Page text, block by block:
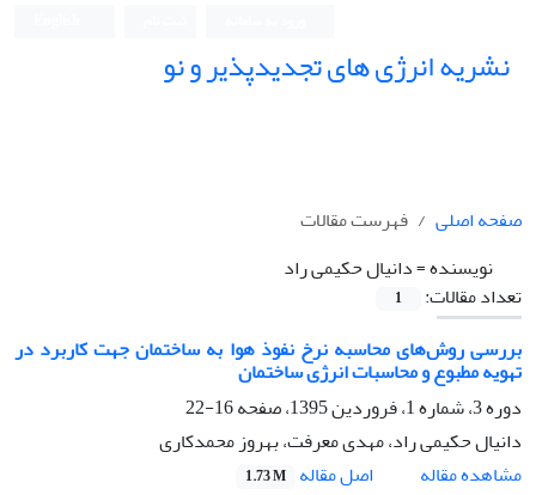
نشریه انرژی های تجدیدپذیر و نو
صفحه اصلی
فهرست مقالات
نویسنده =دانیال حکیمی راد
تعداد مقالات:
1
بررسی روش‌های محاسبه نرخ نفوذ هوا به ساختمان جهت کاربرد در
تهویه مطبوع و محاسبات انرژی ساختمان
دوره 3، شماره 1، فروردین 1395، صفحه
16-22
دانیال حکیمی راد، مهدی معرفت، بهروز محمدکاری
مشاهده مقاله
اصل مقاله 1.73 M